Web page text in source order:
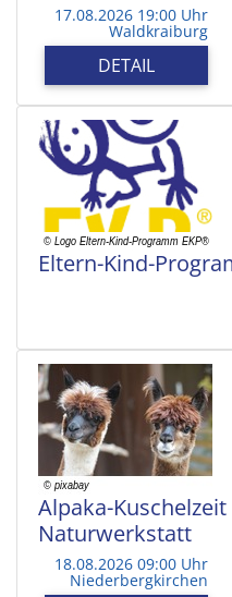
17.08.2026 19:00 Uhr
Waldkraiburg
DETAIL
Eltern-Kind-
Alpaka-
Naturwerkstatt
18.08.2026 09:00 Uhr
Niederbergkirchen